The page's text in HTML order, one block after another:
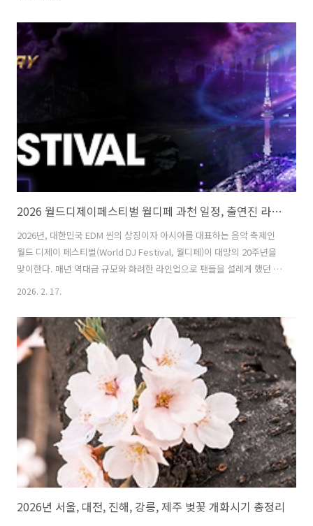
글에서는 단순한 공연을 넘어, 한국의 아름다움을 전 세계 190여 개국에
알리고 K-팝의 위상을 다시 한번 공고히 하는 역사적인 축제의 장이 될
이번 BTS 광화문 공연의 날짜, 티켓 예매 신청 방법, 넷플릭스로 관람하
는 방법까지 자세히 정리해 본다. 1. BTS 광화문 공연 날짜 및 공연 개요
2026 월드디제이페스티벌 월디페 과천 일정, 출연진 라인업, 티켓 예매 정보 총정리
2026년, 대한민국 EDM 씬의 상징이자 아시아를 대표하는 음악 축제인
월드 디제이 페스티벌(World DJ Festival, 월디페)이 대망의 20주년을
맞이한다. 매년 역대급 규모와 화려한 라인업으로 팬들을 설레게 했던 월
드디제이페스티벌 월디페는 올해 그 어느 때보다 특별한 프로그램과 구
이 페스티벌 과천의 일정, 출연진, 프로그램에 대해 자세히 알아본다. 1.
2026 월드 디제이 페스티벌 월디페 개최 개요 "20주년의 전설"올해
2026 월드디제이페스티벌 월디페는 2007년 시작된 이래 20번째 생일을
맞는 기념비적인 행사이다. 대한민국 최초의 EDM 페스티벌이라는 자부
심을 담아, 단순한 공연을 넘어선 하나의 문화 창출을..
2026. 2. 17.
2026년 서울, 대전, 진해, 강릉, 제주 벚꽃 개화시기 총정리